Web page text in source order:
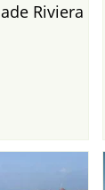
Riviera